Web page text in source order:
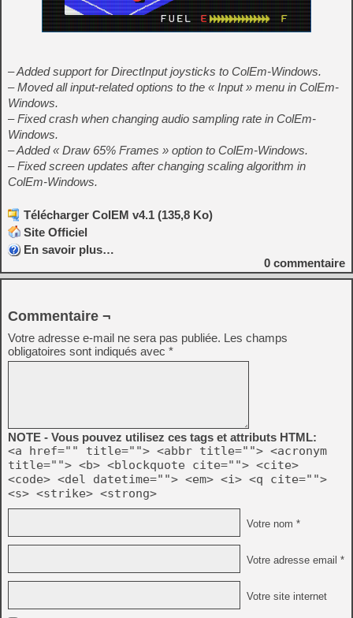
– Added support for DirectInput joysticks to ColEm-Windows.
– Moved all input-related options to the « Input » menu in ColEm-
Windows.
– Fixed crash when changing audio sampling rate in ColEm-
Windows.
– Added « Draw 65% Frames » option to ColEm-Windows.
– Fixed screen updates after changing scaling algorithm in
ColEm-Windows.
Télécharger ColEM v4.1 (135,8 Ko)
Site Officiel
En savoir plus…
0 commentaire
Commentaire ¬
Votre adresse e-mail ne sera pas publiée. Les champs
obligatoires sont indiqués avec *
NOTE - Vous pouvez utilisez ces tags et attributs HTML:
<a href="" title=""> <abbr title=""> <acronym
title=""> <b> <blockquote cite=""> <cite>
<code> <del datetime=""> <em> <i> <q cite="">
<s> <strike> <strong>
Votre nom *
Votre adresse email *
Votre site internet